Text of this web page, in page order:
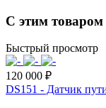
С этим
Быстрый просмотр
120 000 ₽
DS151 - Датчик